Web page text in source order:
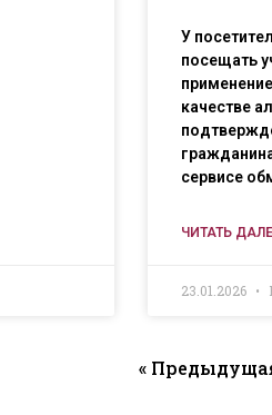
У
посещать
качестве
сервисе
ЧИТАТЬ
23.01.2026
«